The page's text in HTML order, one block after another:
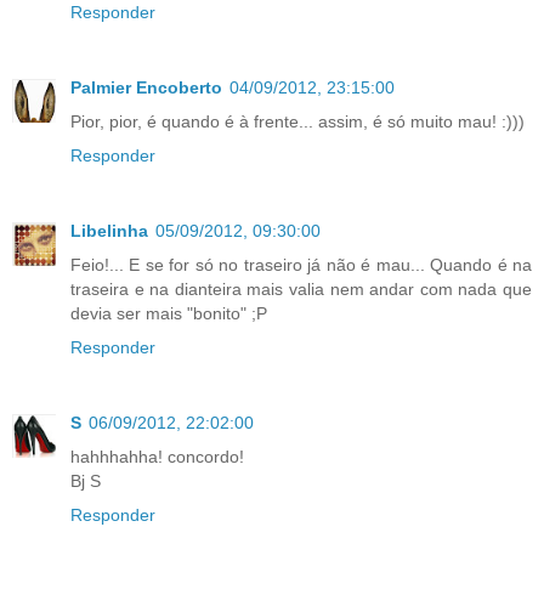
Responder
Palmier Encoberto 04/09/2012, 23:15:00
Pior, pior, é quando é à frente... assim, é só muito mau! :)))
Responder
Libelinha 05/09/2012, 09:30:00
Feio!... E se for só no traseiro já não é mau... Quando é na
traseira e na dianteira mais valia nem andar com nada que
devia ser mais "bonito" ;P
Responder
S 06/09/2012, 22:02:00
hahhhahha! concordo!
Bj S
Responder